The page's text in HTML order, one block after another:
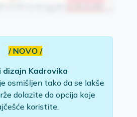
/ NOVO /
dizajn Kadrovika
osmišljen tako da se lakše
dolazite do opcija koje
koristite.